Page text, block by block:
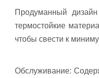
Продуманный
термостойкие
чтобы свести к
Обслуживание: